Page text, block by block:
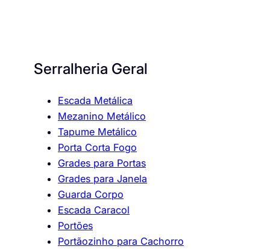
Serralheria Geral
Escada Metálica
Mezanino Metálico
Tapume Metálico
Porta Corta Fogo
Grades para Portas
Grades para Janela
Guarda Corpo
Escada Caracol
Portões
Portãozinho para Cachorro